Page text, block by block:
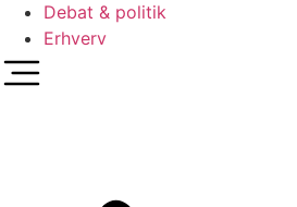
Debat & politik
Erhverv